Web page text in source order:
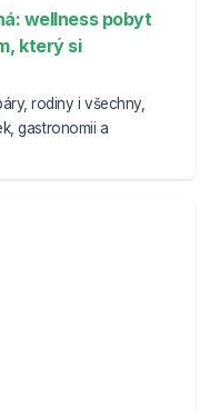
wellness pobyt
který si
rodiny i všechny,
gastronomii a